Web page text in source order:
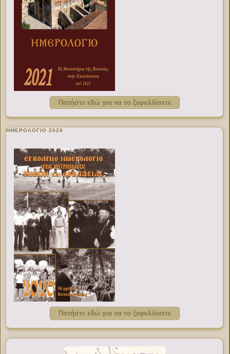
Πατήστε εδώ για να το ξεφυλλίσετε
ΗΜΕΡΟΛΟΓΙΟ 2020
Πατήστε εδώ για να το ξεφυλλίσετε